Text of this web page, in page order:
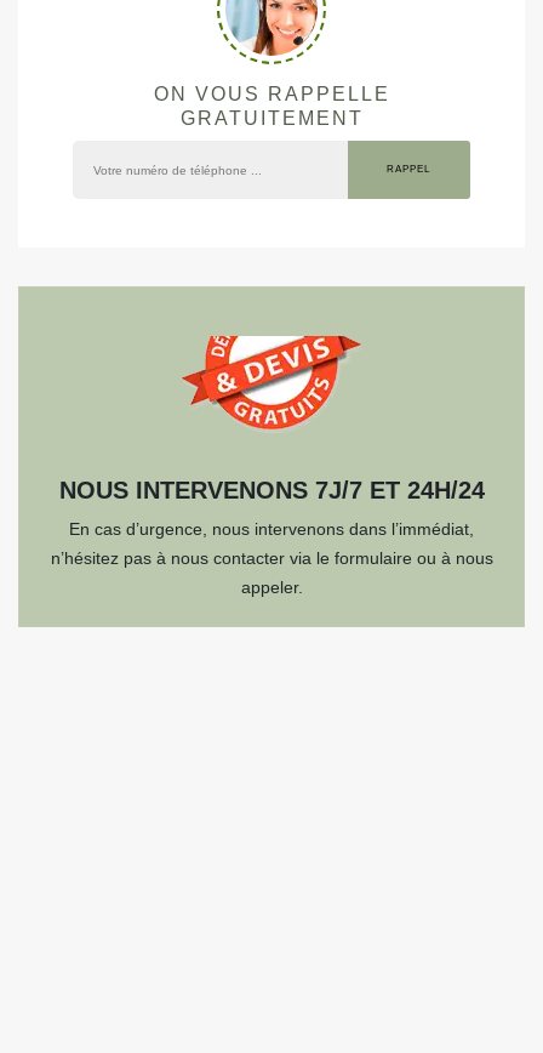
ON VOUS RAPPELLE
GRATUITEMENT
NOUS INTERVENONS 7J/7 ET 24H/24
En cas d’urgence, nous intervenons dans l’immédiat,
n’hésitez pas à nous contacter via le formulaire ou à nous
appeler.